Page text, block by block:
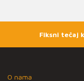
Fiksni tečaj
O nama